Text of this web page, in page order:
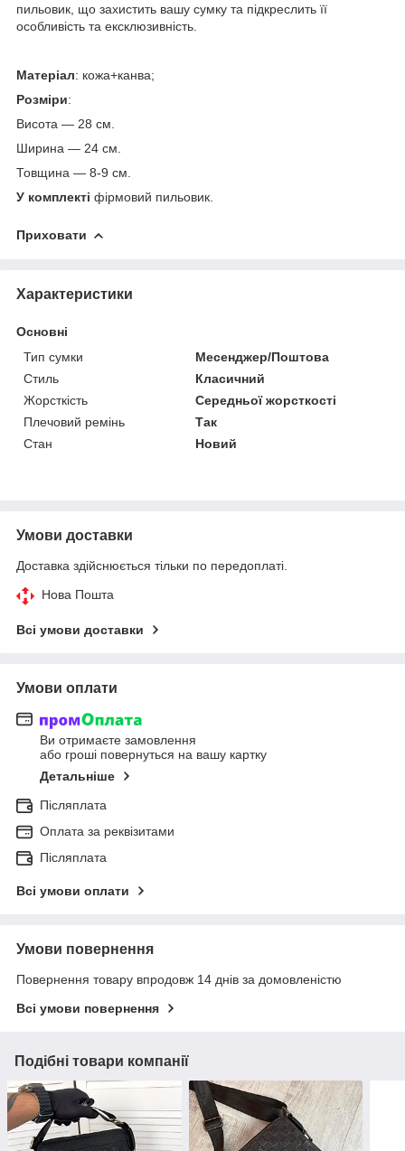
пильовик, що захистить вашу сумку та підкреслить її
особливість та ексклюзивність.
Матеріал: кожа+канва;
Розміри:
Висота — 28 см.
Ширина — 24 см.
Товщина — 8-9 см.
У комплекті фірмовий пильовик.
Приховати
Характеристики
Основні
Тип сумки
Месенджер/Поштова
Стиль
Класичний
Жорсткість
Середньої жорсткості
Плечовий ремінь
Так
Стан
Новий
Умови доставки
Доставка здійснюється тільки по передоплаті.
Нова Пошта
Всі умови доставки
Умови оплати
Ви отримаєте замовлення
або гроші повернуться на вашу картку
Детальніше
Післяплата
Оплата за реквізитами
Післяплата
Всі умови оплати
Умови повернення
Повернення товару впродовж 14 днів за домовленістю
Всі умови повернення
Подібні товари компанії